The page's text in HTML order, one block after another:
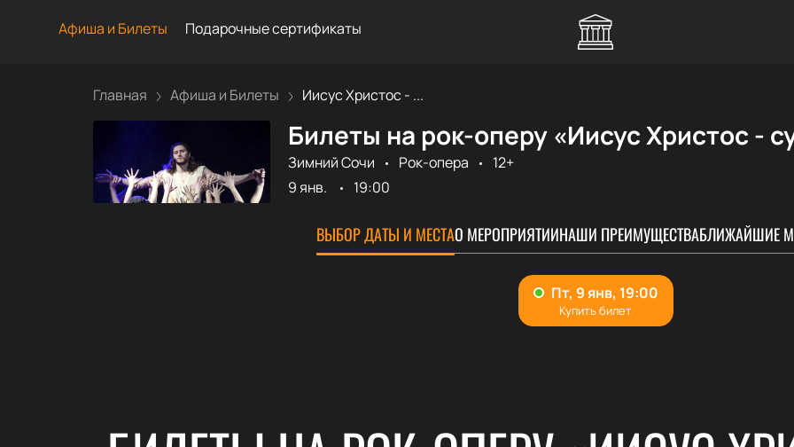
Афиша и Билеты Подарочные сертификаты
Главная Афиша и Билеты Иисус Христос - ...
Билеты на рок-оперу «Иисус Христос -
Зимний Сочи Рок-опера
12+
9 янв.
19:00
ВЫБОР ДАТЫ И МЕСТАО МЕРОПРИЯТИИНАШИ ПРЕИМУЩЕСТВАБЛИЖАЙШИЕ